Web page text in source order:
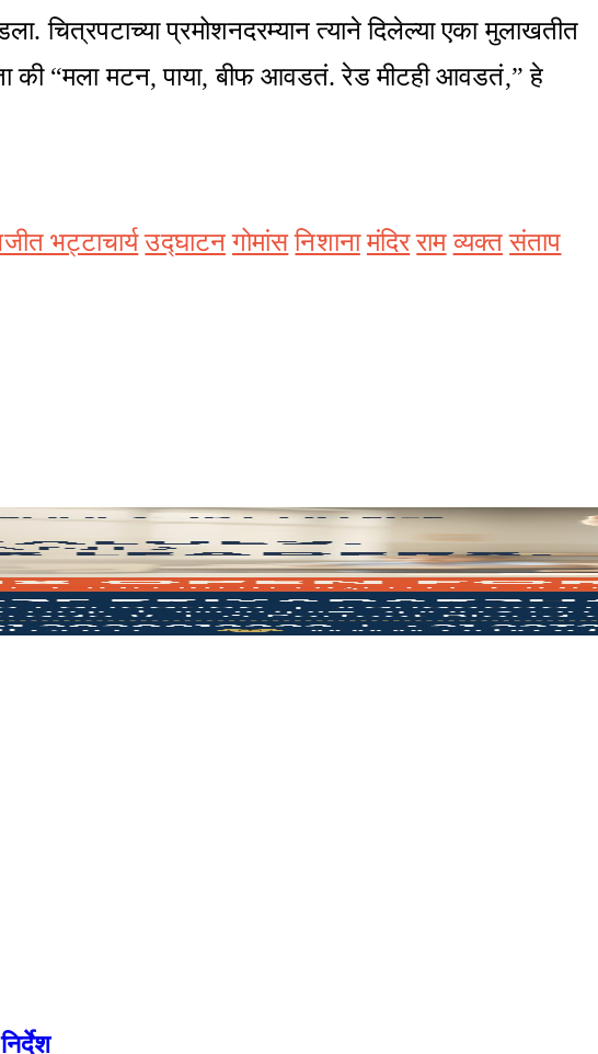
चित्रपटाच्या प्रमोशनदरम्यान त्याने दिलेल्या एका मुलाखतीत
की “मला मटन, पाया, बीफ आवडतं. रेड मीटही आवडतं,” हे
भट्टाचार्य उद्घाटन गोमांस निशाना मंदिर राम व्यक्त संताप